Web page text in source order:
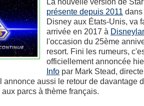
présente depuis 2011
Disney aux États-Unis, va
arrivée en 2017 à
l'occasion du 25ème
resort. Fini les rumeurs,
officiellement annoncée
Infopar Mark Stead,
annonce aussi le retour de davantage
parcs à thème français.